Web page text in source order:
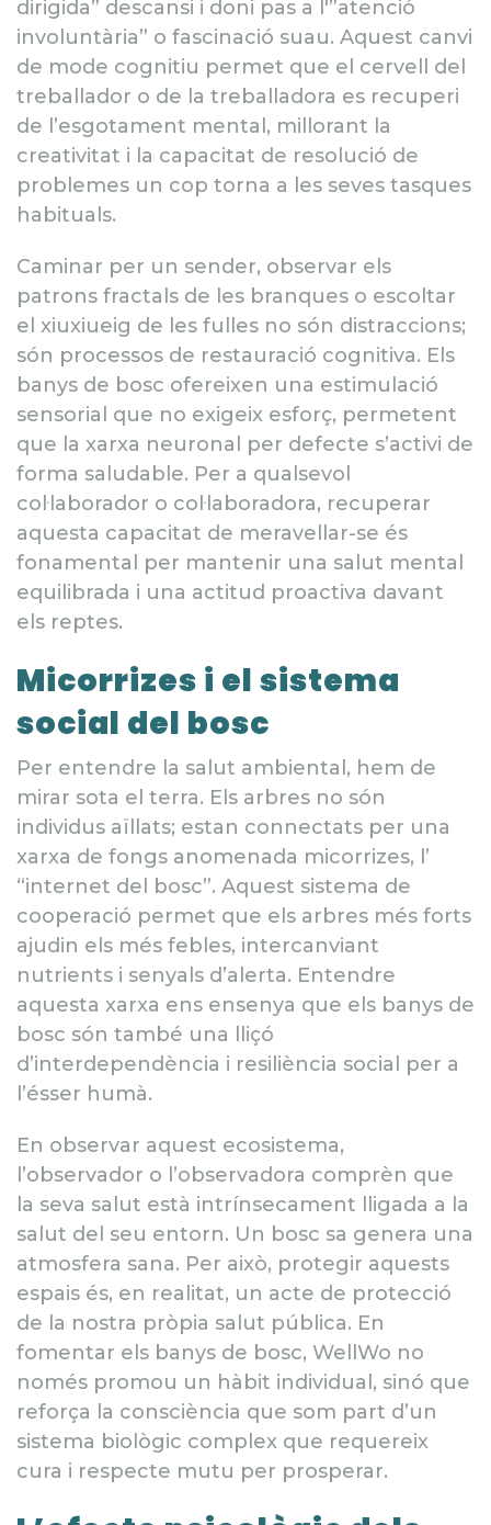
dirigida” descansi i doni pas a l'”atenció
involuntària” o fascinació suau. Aquest canvi
de mode cognitiu permet que el cervell del
treballador o de la treballadora es recuperi
de l’esgotament mental, millorant la
creativitat i la capacitat de resolució de
problemes un cop torna a les seves tasques
habituals.
Caminar per un sender, observar els
patrons fractals de les branques o escoltar
el xiuxiueig de les fulles no són distraccions;
són processos de restauració cognitiva. Els
banys de bosc ofereixen una estimulació
sensorial que no exigeix esforç, permetent
que la xarxa neuronal per defecte s’activi de
forma saludable. Per a qualsevol
col·laborador o col·laboradora, recuperar
aquesta capacitat de meravellar-se és
fonamental per mantenir una salut mental
equilibrada i una actitud proactiva davant
els reptes.
Micorrizes i el sistema
social del bosc
Per entendre la salut ambiental, hem de
mirar sota el terra. Els arbres no són
individus aïllats; estan connectats per una
xarxa de fongs anomenada micorrizes, l’
“internet del bosc”. Aquest sistema de
cooperació permet que els arbres més forts
ajudin els més febles, intercanviant
nutrients i senyals d’alerta. Entendre
aquesta xarxa ens ensenya que els banys de
bosc són també una lliçó
d’interdependència i resiliència social per a
l’ésser humà.
En observar aquest ecosistema,
l’observador o l’observadora comprèn que
la seva salut està intrínsecament lligada a la
salut del seu entorn. Un bosc sa genera una
atmosfera sana. Per això, protegir aquests
espais és, en realitat, un acte de protecció
de la nostra pròpia salut pública. En
fomentar els banys de bosc, WellWo no
només promou un hàbit individual, sinó que
reforça la consciència que som part d’un
sistema biològic complex que requereix
cura i respecte mutu per prosperar.